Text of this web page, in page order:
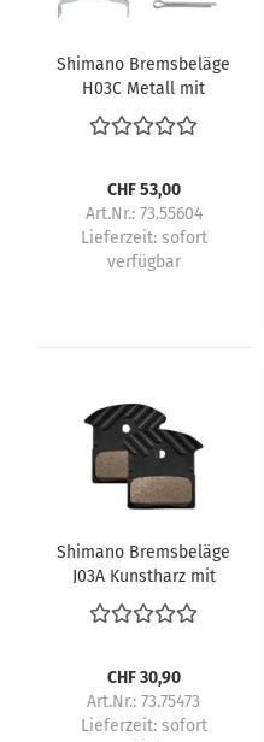
Shimano Bremsbeläge
H03C Metall mit
Lamellen Paar
CHF 53,00
Art.Nr.: 73.55604
Lieferzeit: sofort
verfügbar
Shimano Bremsbeläge
J03A Kunstharz mit
Lamellen Paar
CHF 30,90
Art.Nr.: 73.75473
Lieferzeit: sofort